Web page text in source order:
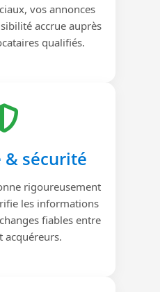
vos annonces
accrue auprès
qualifiés.
& sécurité
rigoureusement
les informations
fiables entre
acquéreurs.